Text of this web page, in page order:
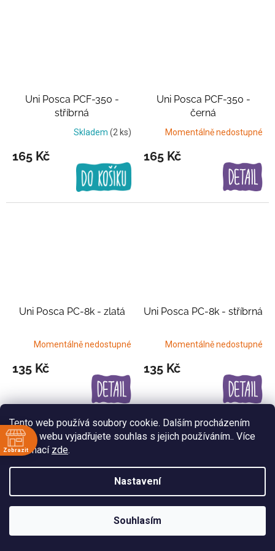
Tento web používá soubory cookie. Dalším procházením
tohoto webu vyjadřujete souhlas s jejich používáním.. Více
informací zde.
Nastavení
Souhlasím
Uni Posca PCF-350 -
stříbrná
Skladem (2 ks)
165 Kč
Uni Posca PCF-350 -
černá
Momentálně nedostupné
165 Kč
Uni Posca PC-8k - zlatá
Momentálně nedostupné
135 Kč
Uni Posca PC-8k - stříbrná
Momentálně nedostupné
135 Kč
Uni Posca PC-8k - černá Uni Posca PC-7m - černá
Zobrazit